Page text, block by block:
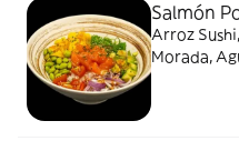
Salmón
Arroz
Morada,